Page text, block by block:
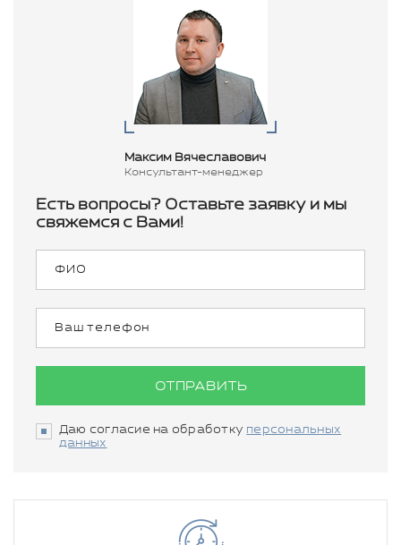
Максим Вячеславович
Консультант-менеджер
Есть вопросы? Оставьте заявку и мы
свяжемся с Вами!
ОТПРАВИТЬ
Даю согласие на обработку персональных
данных